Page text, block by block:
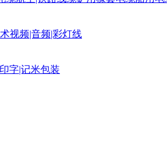
视频|音频|彩灯线
字|记米包装